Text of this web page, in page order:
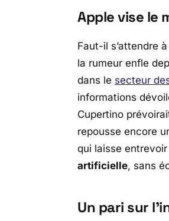
Apple vise le
Faut-il s’attendre
la rumeur enfle
dans le secteur
informations
Cupertino
repousse encore
qui laisse
artificielle, sans
Un pari sur